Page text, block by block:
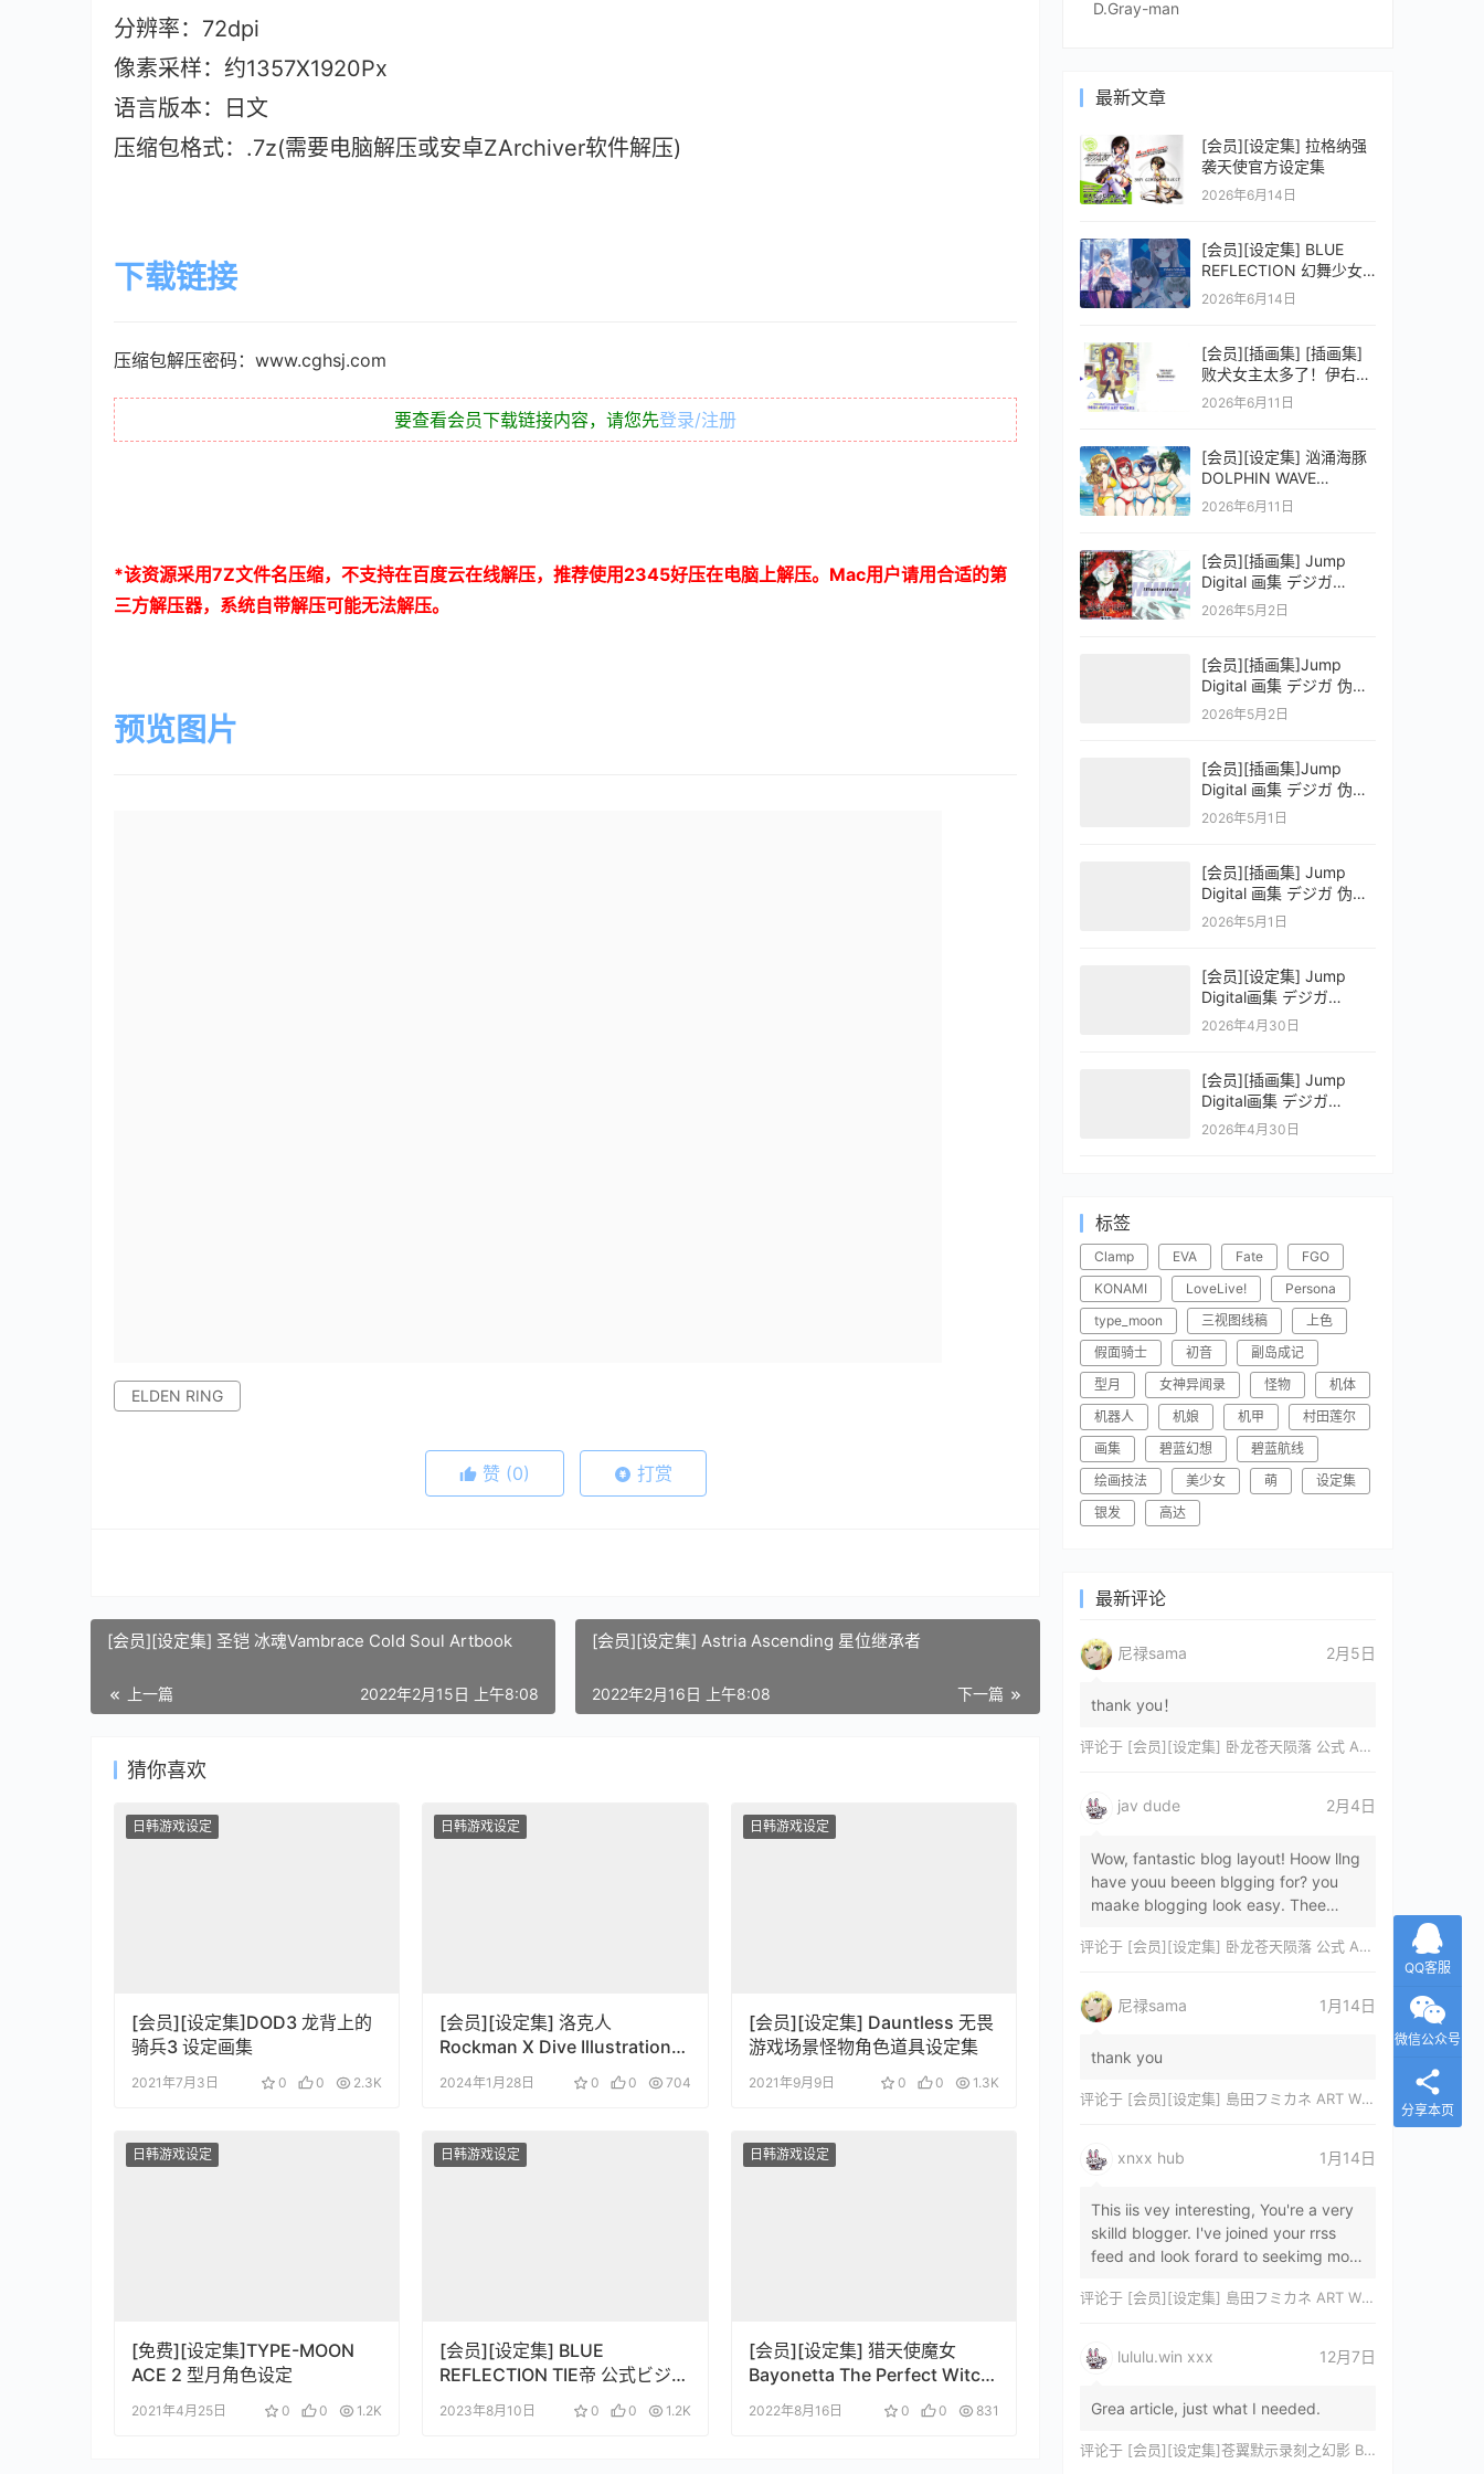
分辨率：72dpi
像素采样：约1357X1920Px
语言版本：日文
压缩包格式：.7z(需要电脑解压或安卓ZArchiver软件解压)
下载链接
压缩包解压密码：www.cghsj.com
要查看会员下载链接内容，请您先登录/注册
*该资源采用7Z文件名压缩，不支持在百度云在线解压，推荐使用 2345好压在电脑上解压。 Mac用户请用合适的第
三方解压器，系统自带解压可能无法解压。
预览图片
ELDEN RING
赞 (0) 打赏
[会员][设定集] 圣铠 冰魂Vambrace Cold Soul Artbook
上一篇 2022年2月15日 上午8:08
[会员][设定集] Astria Ascending 星位继承者
下一篇
2022年2月16日 上午8:08
猜你喜欢
日韩游戏设定
[会员][设定集]DOD3 龙背上的
骑兵3 设定画集
2021年7月3日 0 0 2.3K
日韩游戏设定
[会员][设定集] 洛克人
Rockman X Dive Illustration
Collection
2024年1月28日 0 0 704
日韩游戏设定
[会员][设定集] Dauntless 无畏
游戏场景怪物角色道具设定集
2021年9月9日 0 0 1.3K
日韩游戏设定
[免费][设定集]TYPE-MOON
ACE 2 型月角色设定
2021年4月25日 0 0 1.2K
日韩游戏设定
[会员][设定集] BLUE
REFLECTION TIE帝 公式ビジュ
アルコレクション
2023年8月10日 0 0 1.2K
日韩游戏设定
[会员][设定集] 猎天使魔女
Bayonetta The Perfect Witch
Guide
2022年8月16日 0 0 831
D.Gray-man
最新文章
[会员][设定集] 拉格纳强
袭天使官方设定集
2026年6月14日
[会员][设定集] BLUE
REFLECTION 幻舞少女
之剑公式ビジュアルコレ
2026年6月14日
[会员][插画集] [插画集]
败犬女主太多了！伊右群
ARTWORKS
2026年6月11日
[会员][设定集] 汹涌海豚
DOLPHIN WAVE
OFFICIAL VISUAL
2026年6月11日
[会员][插画集] Jump
Digital 画集 デジガ
D.Gray-man
2026年5月2日
[会员][插画集]Jump
Digital 画集 デジガ 伪恋
ニセコイ 3
2026年5月2日
[会员][插画集]Jump
Digital 画集 デジガ 伪恋
ニセコイ 2
2026年5月1日
[会员][插画集] Jump
Digital 画集 デジガ 伪恋
ニセコイ 1
2026年5月1日
[会员][设定集] Jump
Digital画集 デジガ
CLAYMORE 2
2026年4月30日
[会员][插画集] Jump
Digital画集 デジガ
CLAYMORE 1
2026年4月30日
标签
Clamp EVA Fate
FGO
KONAMI
LoveLive!
Persona
type_moon
三视图线稿
上色
假面骑士
初音
副岛成记
型月
女神异闻录 怪物
机体
机器人
机娘 机甲
村田莲尔
画集
碧蓝幻想
碧蓝航线
绘画技法
美少女 萌
设定集
银发
高达
最新评论
尼禄sama 2月5日
thank you！
评论于 [会员][设定集] 卧龙苍天陨落 公式 ARTWORKS[DL]
jav dude 2月4日
Wow, fantastic blog layout! Hoow llng
have youu beeen blgging for? you
maake blogging look easy. Thee
magnificent, let…
评论于 [会员][设定集] 卧龙苍天陨落 公式 ARTWORKS[DL]
尼禄sama 1月14日
thank you
评论于 [会员][设定集] 島田フミカネ ART WORKS EXTRA Luminous Witches[DL]
xnxx hub 1月14日
This iis vey interesting, You're a very
skilld blogger. I've joined your rrss
feed and look forard to seekimg mor
评论于 [会员][设定集] 島田フミカネ ART WORKS EXTRA Luminous Witches[DL]
lululu.win xxx 12月7日
Grea article, just what I needed.
评论于 [会员][设定集]苍翼默示录刻之幻影 BLAZBLUE CHRONOPHANTASMA 公式設定資料集II
QQ客服
微信公众号
分享本页